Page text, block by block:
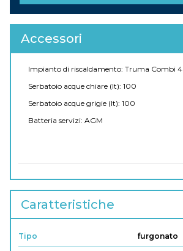
Accessori
Impianto di riscaldamento: Truma Combi 4
Serbatoio acque chiare (lt): 100
Serbatoio acque grigie (lt): 100
Batteria servizi: AGM
Caratteristiche
Tipo furgonato